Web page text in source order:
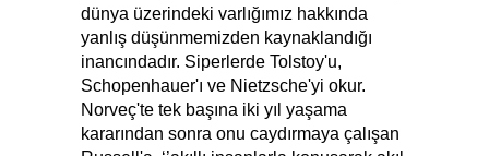
dünya üzerindeki varlığımız hakkında
yanlış düşünmemizden kaynaklandığı
inancındadır. Siperlerde Tolstoy'u,
Schopenhauer'ı ve Nietzsche'yi okur.
Norveç'te tek başına iki yıl yaşama
kararından sonra onu caydırmaya çalışan